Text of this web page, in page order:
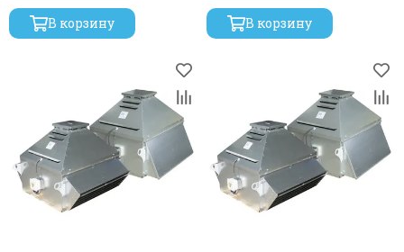
В корзину
В корзину